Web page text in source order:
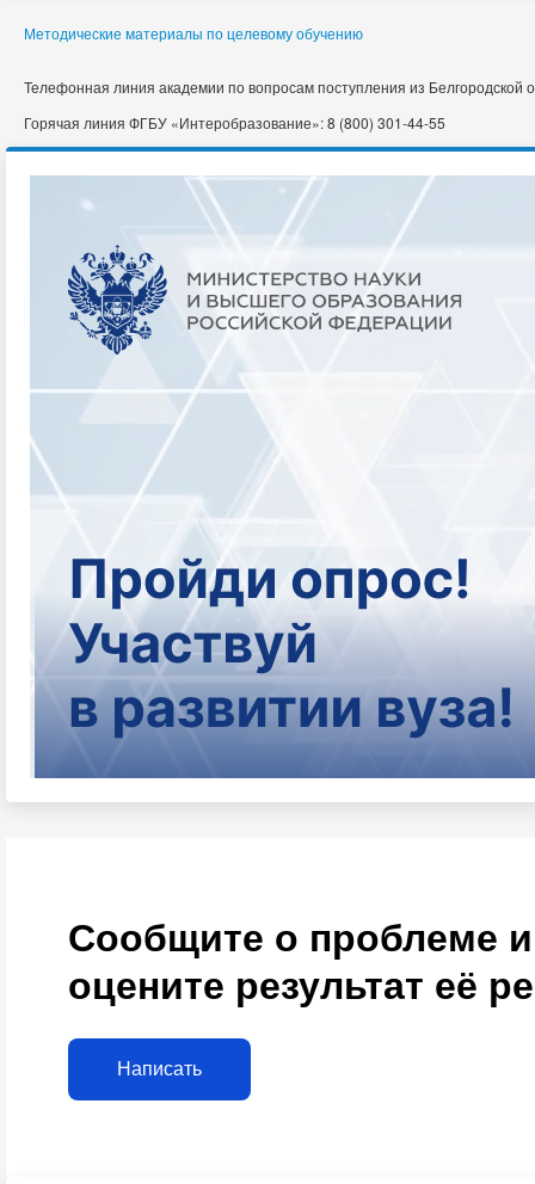
Методические материалы по целевому обучению
Телефонная линия академии по вопросам поступления из Белгородской
Горячая линия ФГБУ «Интеробразование»: 8 (800) 301-44-55
Сообщите о проблеме и
оцените результат её
Написать